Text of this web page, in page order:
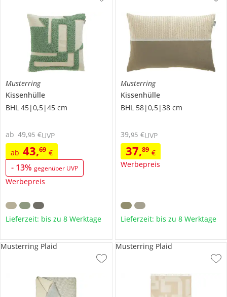
Musterring
Kissenhülle
BHL 45|0,5|45 cm
ab 43,69 €
- 13% gegenüber UVP
Werbepreis
ab 49,95 €UVP
Lieferzeit: bis zu 8 Werktage
Musterring
Kissenhülle
BHL 58|0,5|38 cm
37,89 €
Werbepreis
39,95 €UVP
Lieferzeit: bis zu 8 Werktage
Musterring Plaid Musterring Plaid